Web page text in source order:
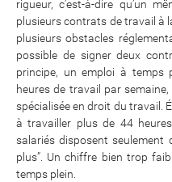
rigueur, c’est-à-dire qu’un
plusieurs contrats de travail à
plusieurs obstacles
possible de signer deux
principe, un emploi à temps
heures de travail par
spécialisée en droit du travail.
à travailler plus de 44
salariés disposent seulement
plus”. Un chiffre bien trop
temps plein.